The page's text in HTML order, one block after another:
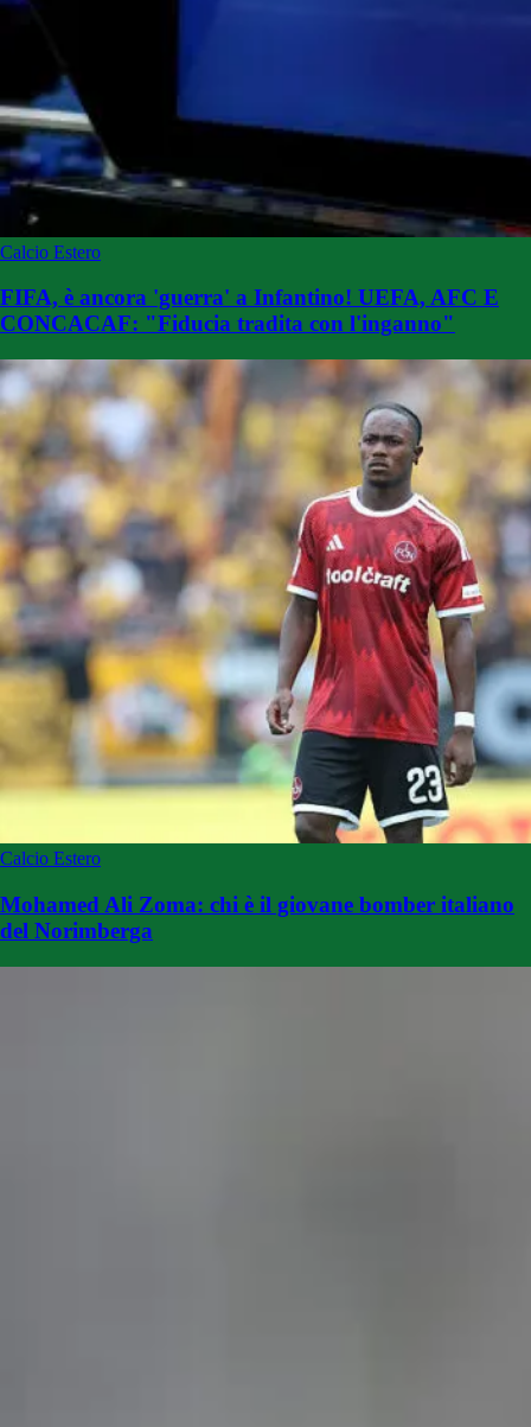
Calcio Estero
FIFA, è ancora 'guerra' a Infantino! UEFA, AFC E
CONCACAF: "Fiducia tradita con l'inganno"
Calcio Estero
Mohamed Ali Zoma: chi è il giovane bomber italiano
del Norimberga